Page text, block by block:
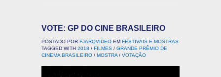
VOTE: GP DO CINE BRASILEIRO
POSTADO POR FJARQVIDEO EM FESTIVAIS E MOSTRAS
TAGGED WITH 2018 / FILMES / GRANDE PRÊMIO DE
CINEMA BRASILEIRO / MOSTRA / VOTAÇÃO